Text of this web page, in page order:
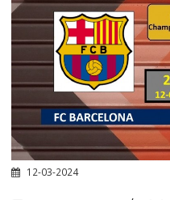
12-03-2024